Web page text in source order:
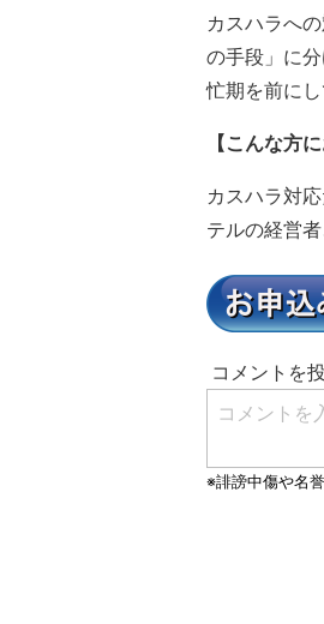
カスハラへ
の手段」に
忙期を前にし
【こんな方
カスハラ対
テルの経営